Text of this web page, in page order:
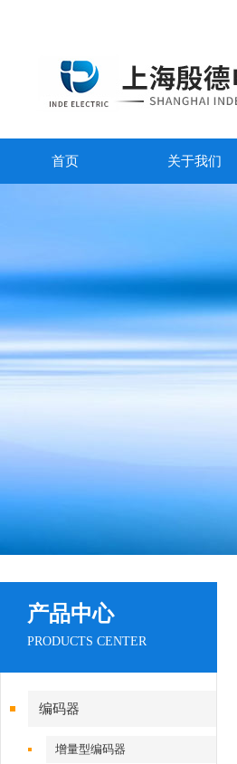
首页 关于我们
产品中心
PRODUCTS CENTER
编码器
增量型编码器